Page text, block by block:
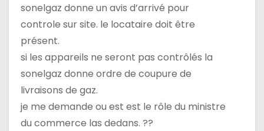
sonelgaz donne un avis d’arrivé pour
controle sur site. le locataire doit être
présent.
si les appareils ne seront pas contrôlés la
sonelgaz donne ordre de coupure de
livraisons de gaz.
je me demande ou est est le rôle du ministre
du commerce las dedans. ??